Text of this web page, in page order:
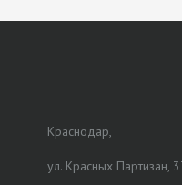
Краснодар,
ул. Красных Партизан,